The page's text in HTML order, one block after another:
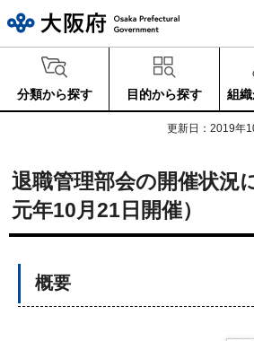
分類から探す 目的から探す 組
更新日：2019年
退職管理部会の開催状況
元年10月21日開催）
概要